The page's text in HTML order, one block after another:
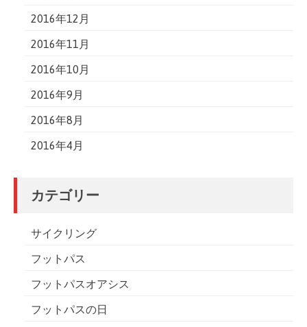
2016年12月
2016年11月
2016年10月
2016年9月
2016年8月
2016年4月
カテゴリー
サイクリング
フットパス
フットパスオアシス
フットパスの日